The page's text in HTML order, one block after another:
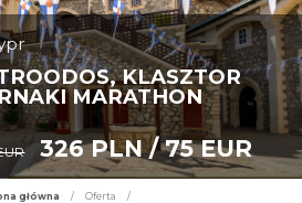
KLASZTOR
MARATHON
326 PLN / 75 EUR
główna / Oferta
/